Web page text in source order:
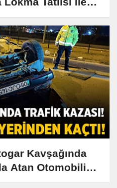
Kavşağında
Atan Otomobilin